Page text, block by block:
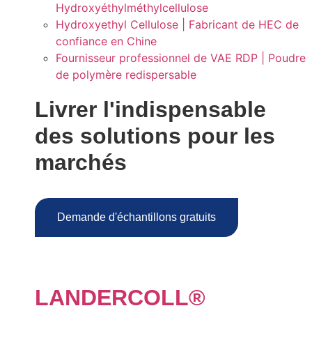
Hydroxyéthylméthylcellulose
Hydroxyethyl Cellulose | Fabricant de HEC de
confiance en Chine
Fournisseur professionnel de VAE RDP | Poudre
de polymère redispersable
Livrer l'indispensable
des solutions pour les
marchés
Demande d'échantillons gratuits
LANDERCOLL®